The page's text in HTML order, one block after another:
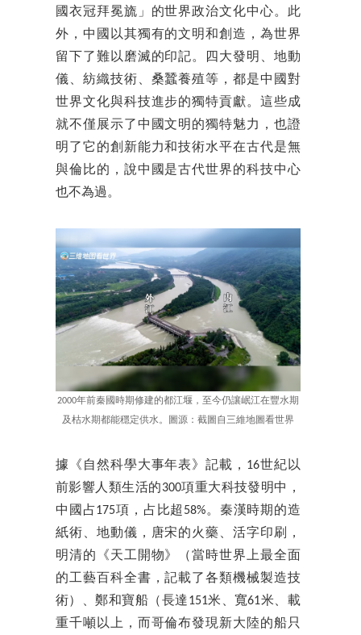
國衣冠拜冕旒」的世界政治文化中心。此
外，中國以其獨有的文明和創造，為世界
留下了難以磨滅的印記。四大發明、地動
儀、紡織技術、桑蠶養殖等，都是中國對
世界文化與科技進步的獨特貢獻。這些成
就不僅展示了中國文明的獨特魅力，也證
明了它的創新能力和技術水平在古代是無
與倫比的，說中國是古代世界的科技中心
也不為過。
2000年前秦國時期修建的都江堰，至今仍讓岷江在豐水期
及枯水期都能穩定供水。圖源：截圖自三維地圖看世界
據《自然科學大事年表》記載，16世紀以
前影響人類生活的300項重大科技發明中，
中國占175項，占比超58%。秦漢時期的造
紙術、地動儀，唐宋的火藥、活字印刷，
明清的《天工開物》（當時世界上最全面
的工藝百科全書，記載了各類機械製造技
術）、鄭和寶船（長達151米、寬61米、載
重千噸以上，而哥倫布發現新大陸的船只